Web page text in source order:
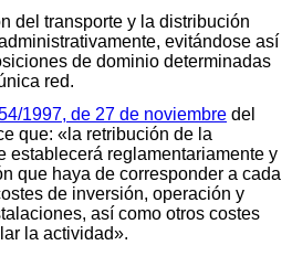
del transporte y la distribución
evitándose así
de dominio determinadas
red.
1997, de 27 de noviembre del
que: «la retribución de la
establecerá reglamentariamente y
que haya de corresponder a cada
de inversión, operación y
así como otros costes
la actividad».